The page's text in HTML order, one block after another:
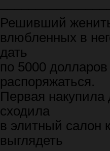
Решивший
влюбленных в
дать
по 5000
распоряжаться.
Первая
сходила
в элитный салон
выглядеть